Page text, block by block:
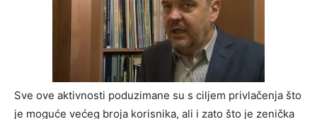
Sve ove aktivnosti poduzimane su s ciljem privlačenja što
je moguće većeg broja korisnika, ali i zato što je zenička